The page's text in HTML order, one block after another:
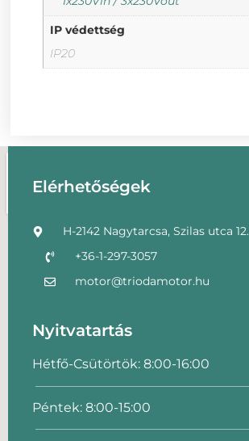
IP védettség
IP20
Elérhetőségek
H-2142 Nagytarcsa, Szilas utca 12.
+36-1-297-3057
motor@triodamotor.hu
Nyitvatartás
Hétfő-Csütörtök: 8:00-16:00
Péntek: 8:00-15:00